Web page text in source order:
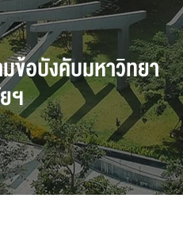
ข้อบังคับมหาวิทยา
ฯ